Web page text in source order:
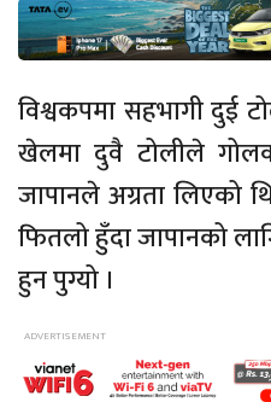
विश्वकपमा सहभागी दुई
खेलमा दुवै टोलीले
जापानले अग्रता लिएको
फितलो हुँदा जापानको
हुन पुग्यो ।